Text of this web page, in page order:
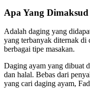
Apa Yang
Adalah daging yang
yang terbanyak diternak di
berbagai tipe masakan.
Daging ayam yang dibuat
dan halal. Bebas dari
yang cari daging ayam,